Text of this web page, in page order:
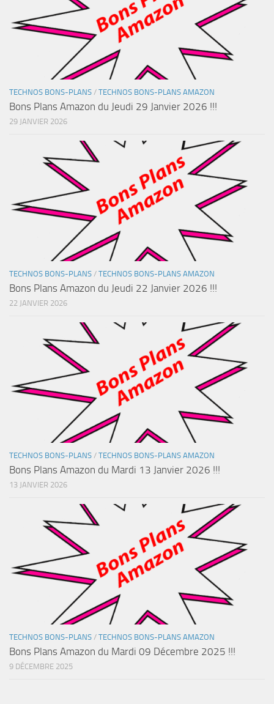
TECHNOS BONS-PLANS / TECHNOS BONS-PLANS AMAZON
Bons Plans Amazon du Jeudi 29 Janvier 2026 !!!
29 JANVIER 2026
TECHNOS BONS-PLANS / TECHNOS BONS-PLANS AMAZON
Bons Plans Amazon du Jeudi 22 Janvier 2026 !!!
22 JANVIER 2026
TECHNOS BONS-PLANS / TECHNOS BONS-PLANS AMAZON
Bons Plans Amazon du Mardi 13 Janvier 2026 !!!
13 JANVIER 2026
TECHNOS BONS-PLANS / TECHNOS BONS-PLANS AMAZON
Bons Plans Amazon du Mardi 09 Décembre 2025 !!!
9 DÉCEMBRE 2025